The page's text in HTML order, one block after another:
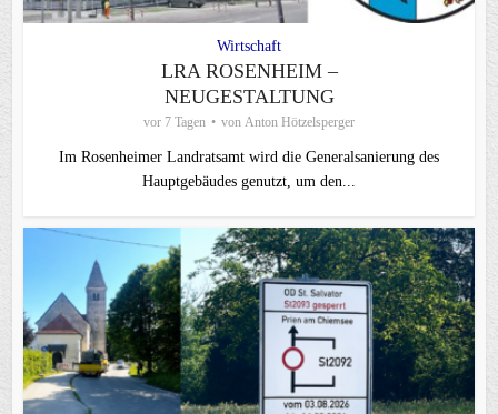
Wirtschaft
LRA ROSENHEIM –
NEUGESTALTUNG
vor 7 Tagen von Anton Hötzelsperger
Im Rosenheimer Landratsamt wird die Generalsanierung des
Hauptgebäudes genutzt, um den...